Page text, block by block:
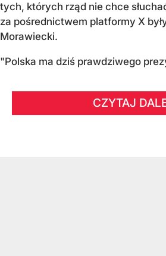
tych, których rząd nie chce
za pośrednictwem platformy X
Morawiecki.
"Polska ma dziś prawdziwego
CZYTAJ